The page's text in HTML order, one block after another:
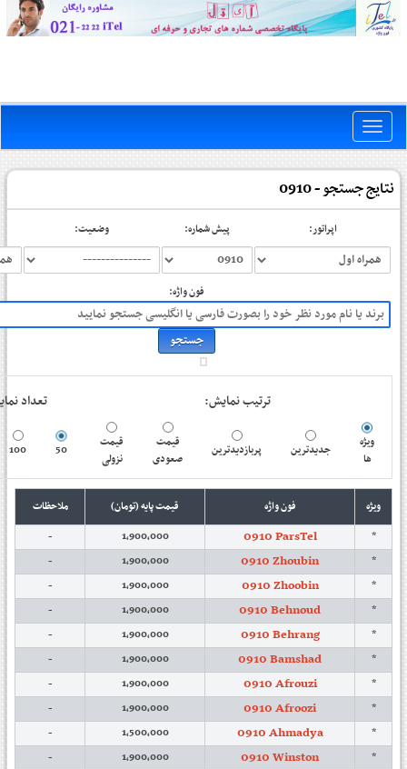
Toggle
نتایج جستجو - 0910
اپراتور: پیش شماره: وضعیت:
فون واژه:
ترتیب نمایش: تعداد
ویژه
ها
جدیدترین پربازدیدترین
قیمت
صعودی
قیمت
نزولی
50
100
ویژه فون واژه قیمت پایه (تومان)
ملاحظات
*
0910 ParsTel
1,900,000
-
*
0910 Zhoubin
1,900,000
-
*
0910 Zhoobin
1,900,000
-
*
0910 Behnoud
1,900,000
-
*
0910 Behrang
1,900,000
-
*
0910 Bamshad
1,900,000
-
*
0910 Afrouzi
1,900,000
-
*
0910 Afroozi
1,900,000
-
*
0910 Ahmadya
1,500,000
-
*
0910 Winston
1,900,000
-